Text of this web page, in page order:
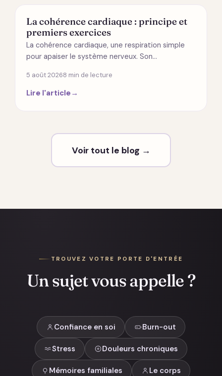
SANTÉ
La cohérence cardiaque : principe et
premiers exercices
La cohérence cardiaque, une respiration simple
pour apaiser le système nerveux. Son…
5 août 20268 min de lecture
Lire l'article →
Voir tout le blog →
TROUVEZ VOTRE PORTE D'ENTRÉE
Un sujet vous appelle ?
Confiance en soi Burn-out
Stress Douleurs chroniques
Mémoires familiales Le corps